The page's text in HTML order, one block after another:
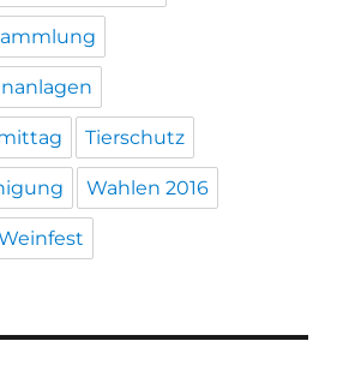
Tierschutz
Wahlen 2016